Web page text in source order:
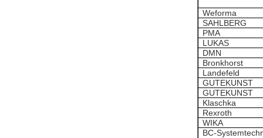
Weforma
SAHLBERG
PMA
LUKAS
DMN
Bronkhorst
Landefeld
GUTEKUNST
GUTEKUNST
Klaschka
Rexroth
WIKA
BC-